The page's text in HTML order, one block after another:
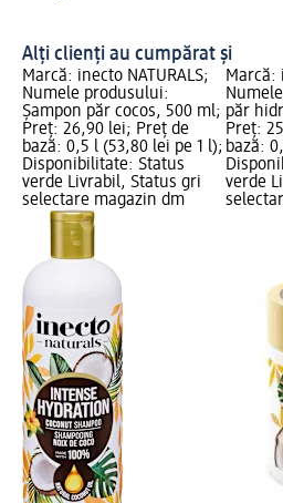
Alți clienți au cumpărat și
Marcă: inecto NATURALS;
Numele produsului:
Şampon păr cocos, 500 ml;
Preț: 26,90 lei; Preț de
bază: 0,5 l (53,80 lei pe 1 l);
Disponibilitate: Status
verde Livrabil, Status gri
selectare magazin dm
Marcă:
păr
Preț:
bază:
verde